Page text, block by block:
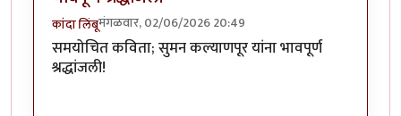
कांदा लिंबूमंगळवार, 02/06/2026 20:49
समयोचित कविता; सुमन कल्याणपूर यांना भावपूर्ण
श्रद्धांजली!